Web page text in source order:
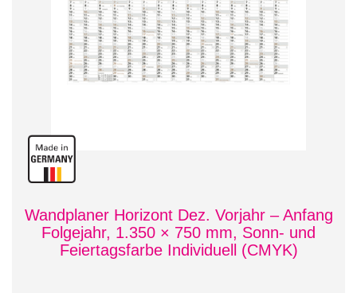
Wandplaner Horizont Dez. Vorjahr – Anfang
Folgejahr, 1.350 × 750 mm, Sonn- und
Feiertagsfarbe Individuell (CMYK)